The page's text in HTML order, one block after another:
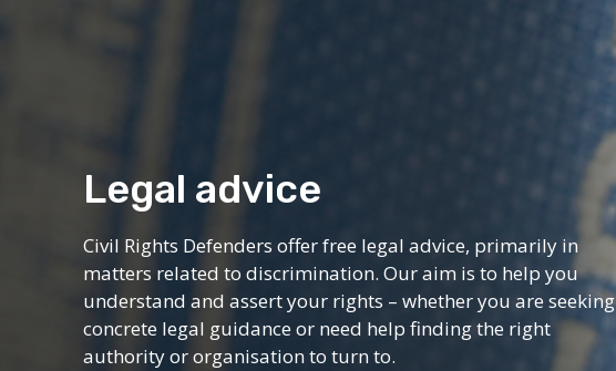
Legal advice
Civil Rights Defenders offer free legal advice, primarily in
matters related to discrimination. Our aim is to help you
understand and assert your rights – whether you are seeking
concrete legal guidance or need help finding the right
authority or organisation to turn to.